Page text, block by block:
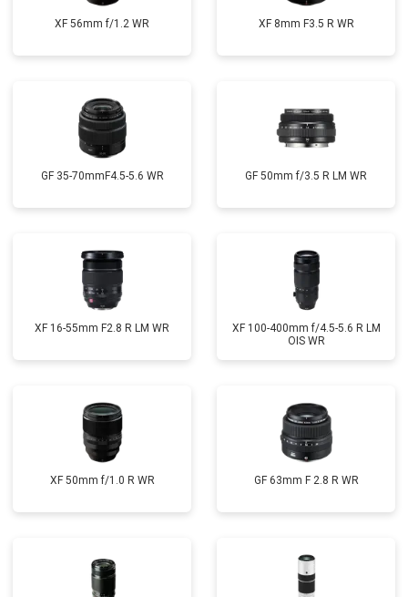
XF 56mm f/1.2 WR XF 8mm F3.5 R WR
GF 35-70mmF4.5-5.6 WR GF 50mm f/3.5 R LM WR
XF 16-55mm F2.8 R LM WR
XF 100-400mm f/4.5-5.6 R LM
OIS WR
XF 50mm f/1.0 R WR GF 63mm F 2.8 R WR